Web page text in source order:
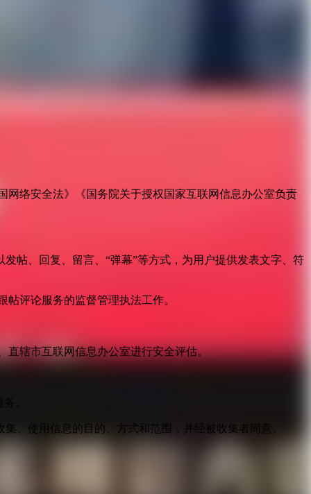
络安全法》《国务院关于授权国家互联网信息办公室负责
帖、回复、留言、“弹幕”等方式，为用户提供发表文字、符
评论服务的监督管理执法工作。
直辖市互联网信息办公室进行安全评估。
、使用信息的目的、方式和范围，并经被收集者同意。